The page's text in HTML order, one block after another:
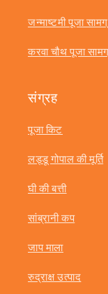
जन्माष्टमी पूजा
करवा चौथ पूजा
संग्रह
पूजा किट
लड्डू गोपाल की मूर्ति
घी की बत्ती
सांब्रानी कप
जाप माला
रुद्राक्ष उत्पाद